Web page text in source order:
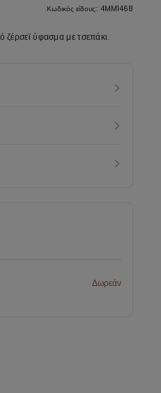
Κωδικός είδους:: 4MM1468
ύφασμα με τσεπάκι.
Δωρεάν